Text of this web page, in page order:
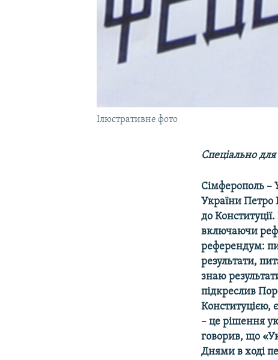
Ілюстративне фото
Спеціально
Сімферополь –
України Петро
до
включаючи
референдум:
результати,
знаю
підкреслив
Конституцією,
– це рішення
говорив, що
Днями в ході